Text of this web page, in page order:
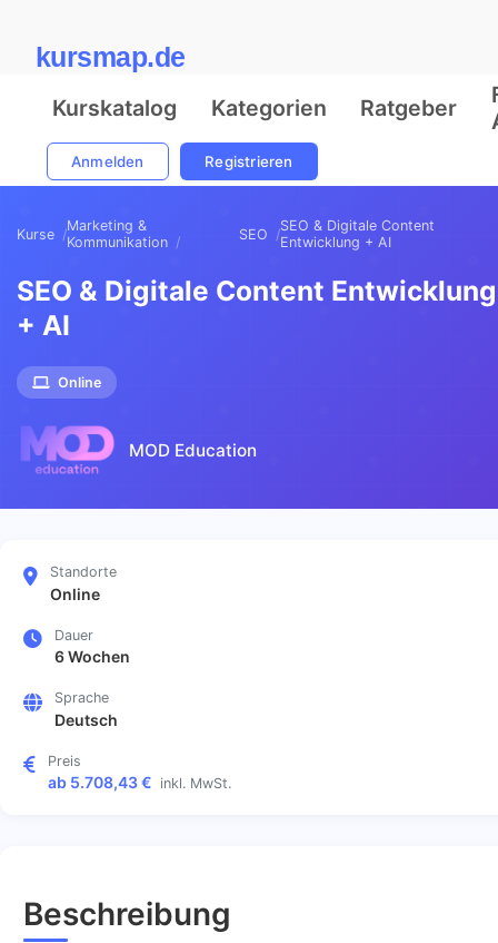
kursmap.de
Kurskatalog Kategorien Ratgeber
Anmelden Registrieren
Kurse
Marketing &
Kommunikation
SEO
SEO & Digitale Content
Entwicklung + AI
SEO & Digitale Content Entwicklung
+ AI
Online
MOD Education
Standorte
Online
Dauer
6 Wochen
Sprache
Deutsch
Preis
ab 5.708,43 € inkl. MwSt.
Beschreibung